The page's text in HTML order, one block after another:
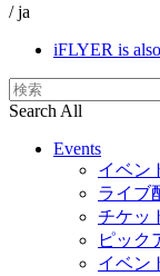
/ ja
iFLYER is
Search All
Events
イベン
ライブ
チケッ
ピック
イベン